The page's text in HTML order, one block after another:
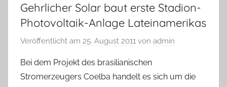
Gehrlicher Solar baut erste Stadion-
Photovoltaik-Anlage Lateinamerikas
Veröffentlicht am 25. August 2011 von admin
Bei dem Projekt des brasilianischen
Stromerzeugers Coelba handelt es sich um die